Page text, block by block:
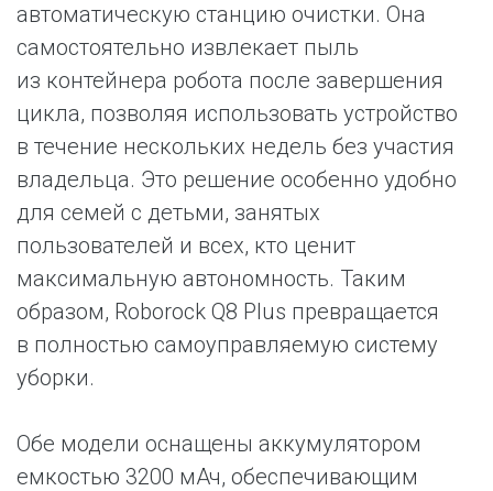
автоматическую станцию очистки. Она
самостоятельно извлекает пыль
из контейнера робота после завершения
цикла, позволяя использовать устройство
в течение нескольких недель без участия
владельца. Это решение особенно удобно
для семей с детьми, занятых
пользователей и всех, кто ценит
максимальную автономность. Таким
образом, Roborock Q8 Plus превращается
в полностью самоуправляемую систему
уборки.
Обе модели оснащены аккумулятором
емкостью 3200 мАч, обеспечивающим